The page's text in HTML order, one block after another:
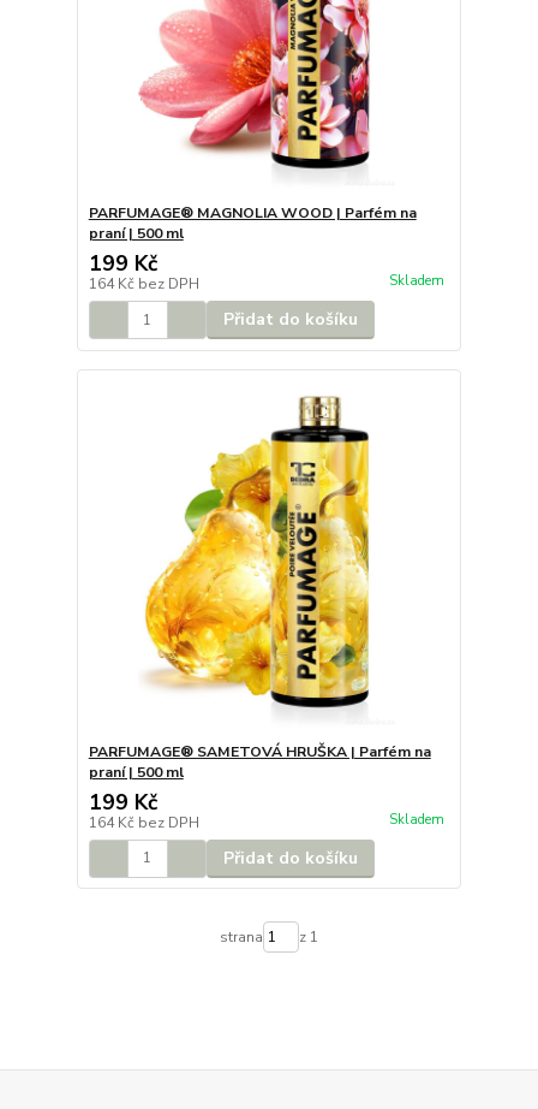
PARFUMAGE® MAGNOLIA WOOD | Parfém na
praní | 500 ml
199 Kč
164 Kč bez DPH Skladem
Přidat do košíku
PARFUMAGE® SAMETOVÁ HRUŠKA | Parfém na
praní | 500 ml
199 Kč
164 Kč bez DPH Skladem
Přidat do košíku
strana z 1